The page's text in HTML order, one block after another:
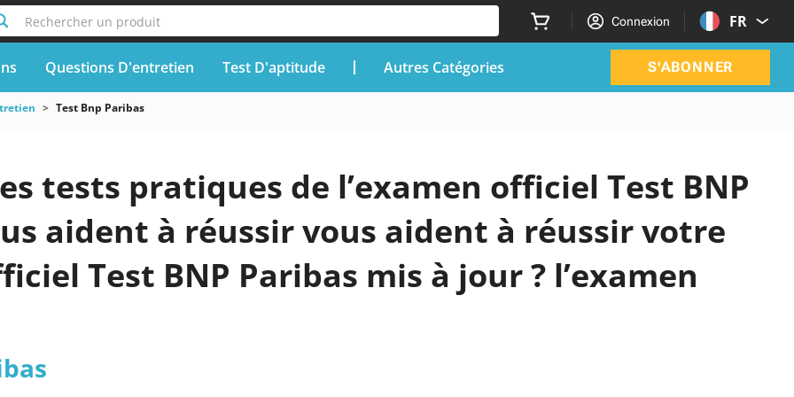
Rechercher un produit Connexion FR
Questions D'entretien Test D'aptitude Autres Catégories S'ABONNER
Test Bnp Paribas
tests pratiques de l’examen officiel Test BNP
aident à réussir vous aident à réussir votre
Test BNP Paribas mis à jour ? l’examen